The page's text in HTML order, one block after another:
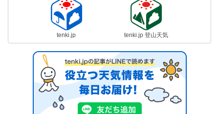
tenki.jp tenki.jp 登山天気